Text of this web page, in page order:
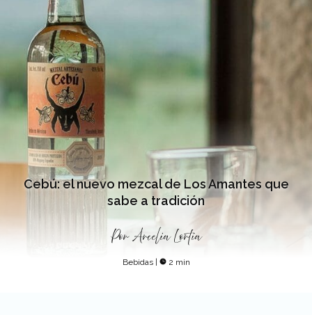
Cebú: el nuevo mezcal de Los Amantes que
sabe a tradición
Por Arcelia Lortia
Bebidas 2 min